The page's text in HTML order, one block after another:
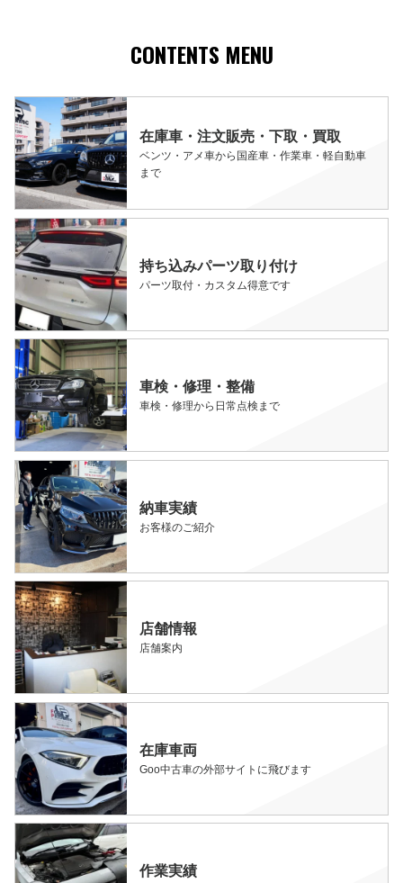
CONTENTS MENU
在庫車・注文販売・下取・買取
ベンツ・アメ車から国産車・作業車・軽自動車
まで
持ち込みパーツ取り付け
パーツ取付・カスタム得意です
車検・修理・整備
車検・修理から日常点検まで
納車実績
お客様のご紹介
店舗情報
店舗案内
在庫車両
Goo中古車の外部サイトに飛びます
作業実績